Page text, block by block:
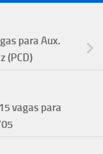
para Aux.
(PCD)
vagas para